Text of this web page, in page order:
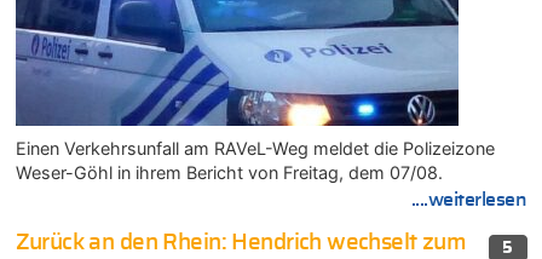
Einen Verkehrsunfall am RAVeL-Weg meldet die Polizeizone
Weser-Göhl in ihrem Bericht von Freitag, dem 07/08.
....weiterlesen
5
Zurück an den Rhein: Hendrich wechselt zum